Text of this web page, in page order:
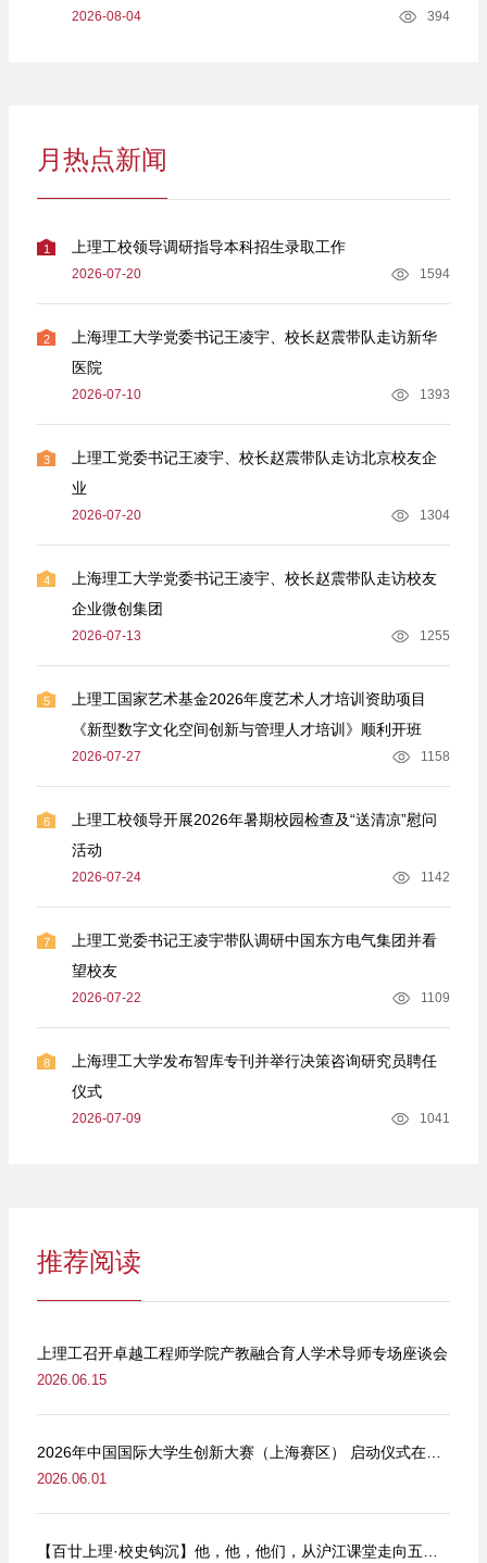
2026-08-04 394
月热点新闻
1 上理工校领导调研指导本科招生录取工作
2026-07-20 1594
2
上海理工大学党委书记王凌宇、校长赵震带队走访新华
医院
2026-07-10 1393
3
上理工党委书记王凌宇、校长赵震带队走访北京校友企
业
2026-07-20 1304
4
上海理工大学党委书记王凌宇、校长赵震带队走访校友
企业微创集团
2026-07-13 1255
5
上理工国家艺术基金2026年度艺术人才培训资助项目
《新型数字文化空间创新与管理人才培训》顺利开班
2026-07-27 1158
6
上理工校领导开展2026年暑期校园检查及“送清凉”慰问
活动
2026-07-24 1142
7
上理工党委书记王凌宇带队调研中国东方电气集团并看
望校友
2026-07-22 1109
8
上海理工大学发布智库专刊并举行决策咨询研究员聘任
仪式
2026-07-09 1041
推荐阅读
上理工召开卓越工程师学院产教融合育人学术导师专场座谈会
2026.06.15
2026.06.01